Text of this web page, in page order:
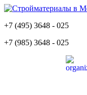
+7 (495) 3648 - 025
+7 (985) 3648 - 025